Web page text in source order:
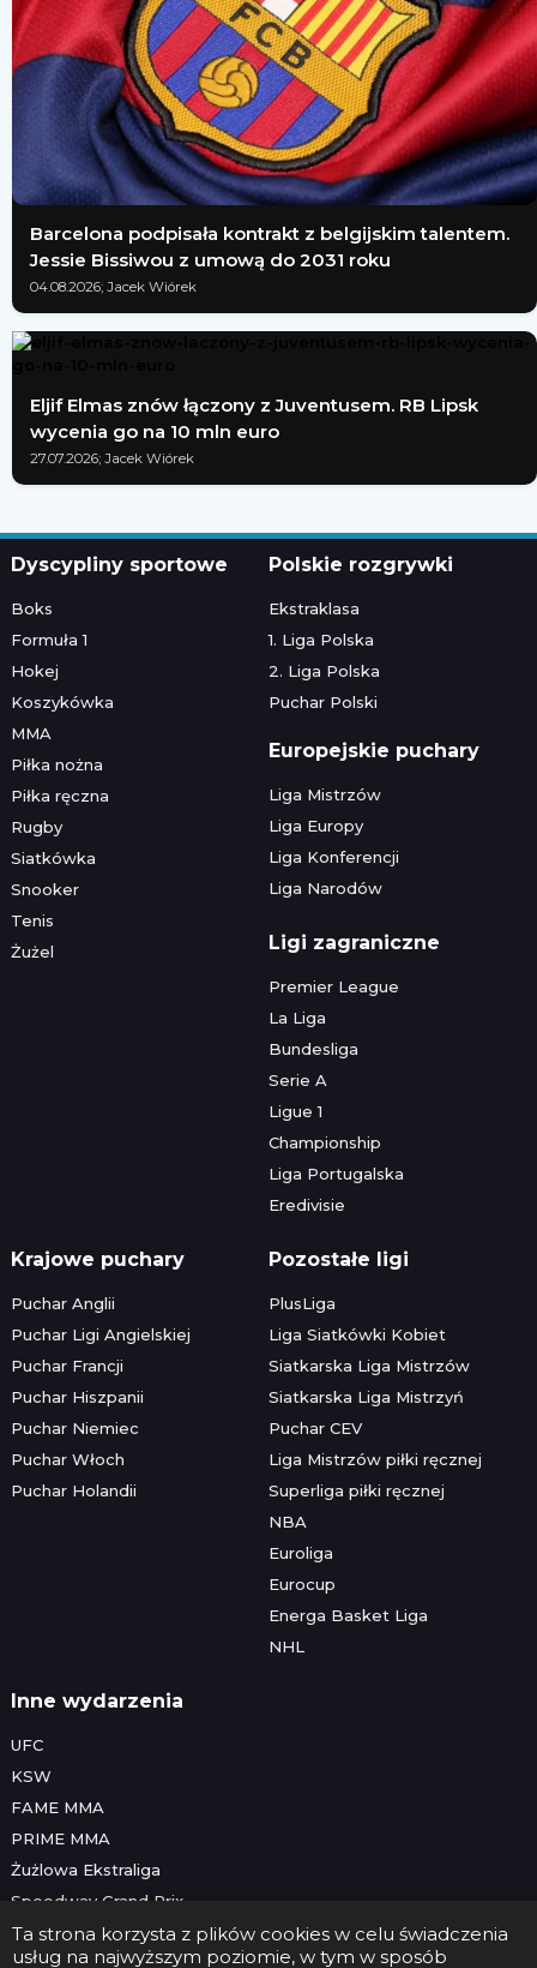
Barcelona podpisała kontrakt z belgijskim talentem.
Jessie Bissiwou z umową do 2031 roku
04.08.2026; Jacek Wiórek
Eljif Elmas znów łączony z Juventusem. RB Lipsk
wycenia go na 10 mln euro
27.07.2026; Jacek Wiórek
Ta strona korzysta z plików cookies w celu świadczenia
usług na najwyższym poziomie, w tym w sposób
Dyscypliny sportowe
Boks
Formuła 1
Hokej
Koszykówka
MMA
Piłka nożna
Piłka ręczna
Rugby
Siatkówka
Snooker
Tenis
Żużel
Polskie rozgrywki
Ekstraklasa
1. Liga Polska
2. Liga Polska
Puchar Polski
Europejskie puchary
Liga Mistrzów
Liga Europy
Liga Konferencji
Liga Narodów
Ligi zagraniczne
Premier League
La Liga
Bundesliga
Serie A
Ligue 1
Championship
Liga Portugalska
Eredivisie
Krajowe puchary
Puchar Anglii
Puchar Ligi Angielskiej
Puchar Francji
Puchar Hiszpanii
Puchar Niemiec
Puchar Włoch
Puchar Holandii
Pozostałe ligi
PlusLiga
Liga Siatkówki Kobiet
Siatkarska Liga Mistrzów
Siatkarska Liga Mistrzyń
Puchar CEV
Liga Mistrzów piłki ręcznej
Superliga piłki ręcznej
NBA
Euroliga
Eurocup
Energa Basket Liga
NHL
Inne wydarzenia
UFC
KSW
FAME MMA
PRIME MMA
Żużlowa Ekstraliga
Speedway Grand Prix
Skoki narciarskie